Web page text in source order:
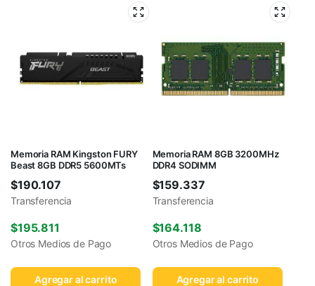
Memoria RAM Kingston FURY
Beast 8GB DDR5 5600MTs
$190.107
Transferencia
$195.811
Otros Medios de Pago
Agregar al carrito
Memoria RAM 8GB 3200MHz
DDR4 SODIMM
$159.337
Transferencia
$164.118
Otros Medios de Pago
Agregar al carrito